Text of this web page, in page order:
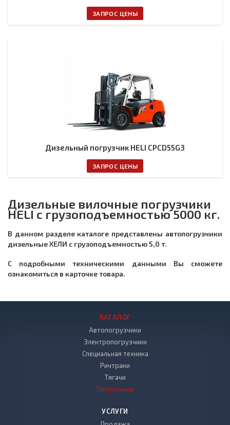
ЗАПРОС ЦЕНЫ
Дизельный погрузчик HELI CPCD55G3
ЗАПРОС ЦЕНЫ
Дизельные вилочные погрузчики
HELI с грузоподъемностью 5000 кг.
В данном разделе каталоге представлены автопогрузчики
дизельные ХЕЛИ с грузоподъемностью 5,0 т.
С подробными техническими данными Вы сможете
ознакомиться в карточке товара.
КАТАЛОГ
Автопогрузчики
Электропогрузчики
Специальная техника
Ричтраки
Тягачи
Погрузчики
УСЛУГИ